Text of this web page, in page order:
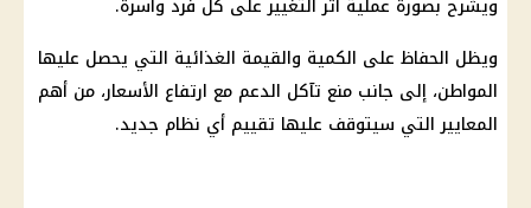
ويظل الحفاظ على الكمية والقيمة الغذائية التي يحصل عليها
المواطن، إلى جانب منع تآكل الدعم مع ارتفاع الأسعار، من أهم
المعايير التي سيتوقف عليها تقييم أي نظام جديد.